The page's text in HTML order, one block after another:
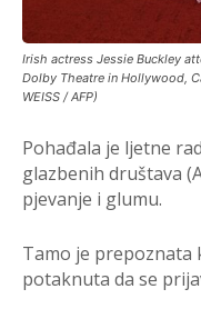
Irish actress Jessie Buckley
Dolby Theatre in Hollywood,
WEISS / AFP)
Pohađala je ljetne
glazbenih društava
pjevanje i glumu.
Tamo je prepoznata
potaknuta da se